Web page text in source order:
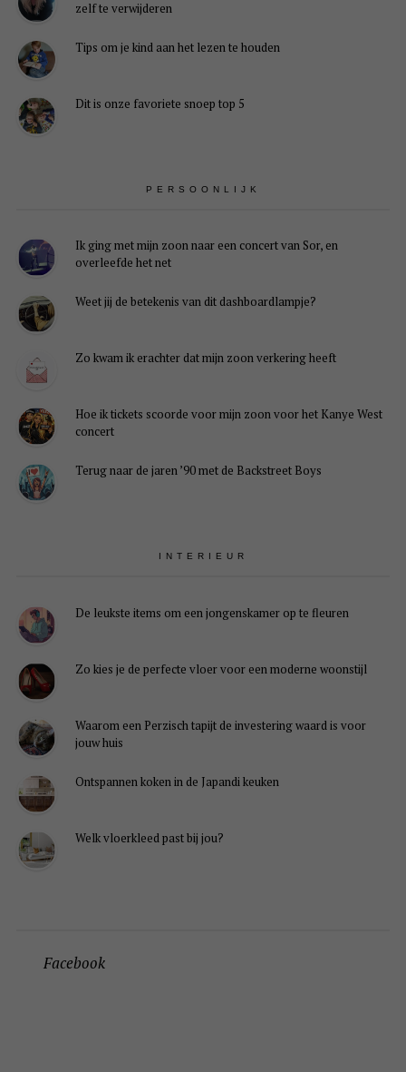
zelf te verwijderen
Tips om je kind aan het lezen te houden
Dit is onze favoriete snoep top 5
PERSOONLIJK
Ik ging met mijn zoon naar een concert van Sor, en
overleefde het net
Weet jij de betekenis van dit dashboardlampje?
Zo kwam ik erachter dat mijn zoon verkering heeft
Hoe ik tickets scoorde voor mijn zoon voor het Kanye West
concert
Terug naar de jaren ’90 met de Backstreet Boys
INTERIEUR
De leukste items om een jongenskamer op te fleuren
Zo kies je de perfecte vloer voor een moderne woonstijl
Waarom een Perzisch tapijt de investering waard is voor
jouw huis
Ontspannen koken in de Japandi keuken
Welk vloerkleed past bij jou?
Facebook